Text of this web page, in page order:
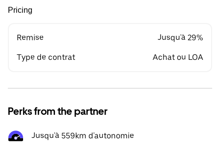
Pricing
Remise Jusqu'à 29%
Type de contrat Achat ou LOA
Perks from the partner
Jusqu'à 559km d'autonomie